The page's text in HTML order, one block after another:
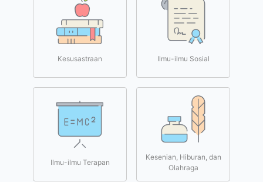
Kesusastraan Ilmu-ilmu Sosial
Ilmu-ilmu Terapan
Kesenian, Hiburan, dan
Olahraga